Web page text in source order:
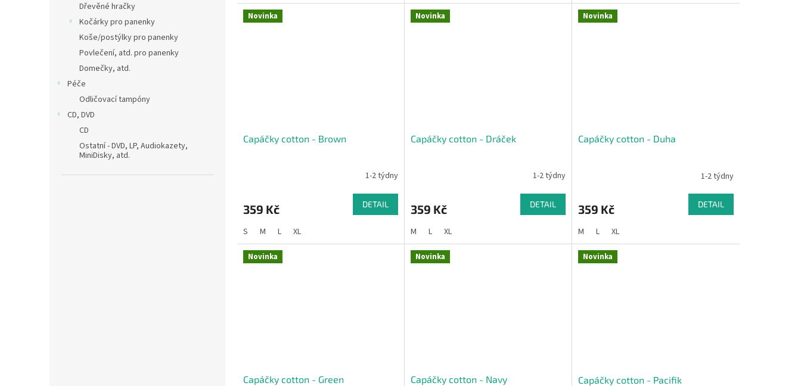
Dřevěné hračky
Kočárky pro panenky
Koše/postýlky pro panenky
Povlečení, atd. pro panenky
Domečky, atd.
Péče
Odličovací tampóny
CD, DVD
CD
Ostatní - DVD, LP, Audiokazety,
MiniDisky, atd.
Novinka
Capáčky cotton - Brown
1-2 týdny
359 Kč DETAIL
S M L XL
Novinka
Capáčky cotton - Dráček
1-2 týdny
359 Kč DETAIL
M L XL
Novinka
Capáčky cotton - Duha
1-2 týdny
359 Kč DETAIL
M L XL
Novinka
Capáčky cotton - Green
Novinka
Capáčky cotton - Navy
Novinka
Capáčky cotton - Pacifik